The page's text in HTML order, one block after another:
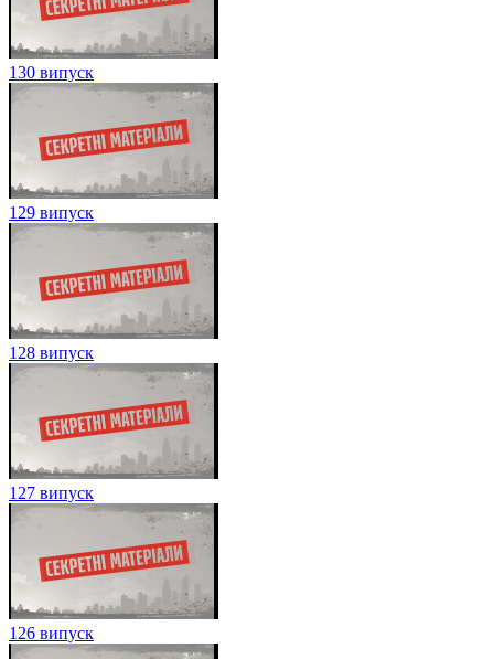
130 випуск
129 випуск
128 випуск
127 випуск
126 випуск